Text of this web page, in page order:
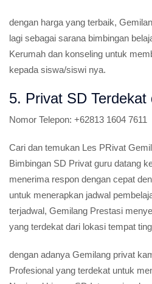
relatif murah dan tidak murah
pastinya mengajar/membimbing
sehingga anak cepat memahami
lagi sebagai sarana bimbingan
Kerumah dan konseling untuk
5. Privat SD Terdekat
Nomor Telepon:+62813 1604 7611
Cari dan temukan Les PRivat
Bimbingan SD Privat guru datang
untuk menerapkan jadwal
terjadwal, Gemilang Prestasi